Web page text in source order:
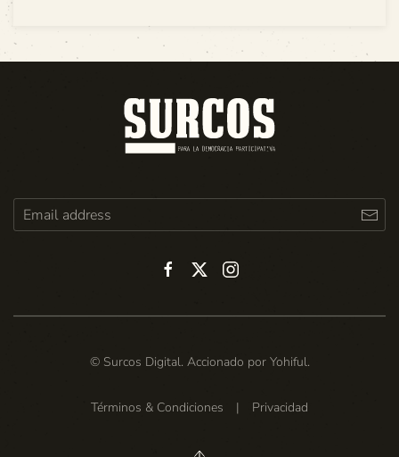
© Surcos Digital. Accionado por Yohiful.
Términos & Condiciones | Privacidad